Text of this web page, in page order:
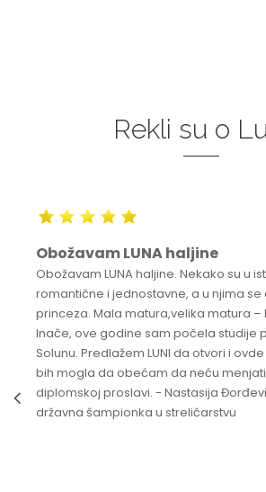
Rekli su o
Obožavam LUNA haljine
Obožavam LUNA haljine. Nekako su u
romantične i jednostavne, a u njima
princeza. Mala matura,velika matura –
Inače, ove godine sam počela studije
Solunu. Predlažem LUNI da otvori i
bih mogla da obećam da neću
diplomskoj proslavi. - Nastasija
državna šampionka u streličarstvu